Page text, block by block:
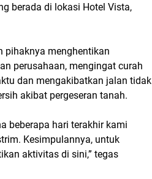
berada di lokasi Hotel Vista,
pihaknya menghentikan
perusahaan, mengingat curah
dan mengakibatkan jalan tidak
akibat pergeseran tanah.
beberapa hari terakhir kami
Kesimpulannya, untuk
aktivitas di sini,” tegas